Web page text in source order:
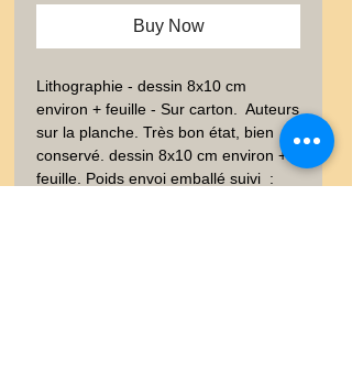
Buy Now
Lithographie - dessin 8x10 cm
environ + feuille - Sur carton.  Auteurs
sur la planche. Très bon état, bien
conservé. dessin 8x10 cm environ +
feuille. Poids envoi emballé suivi  :